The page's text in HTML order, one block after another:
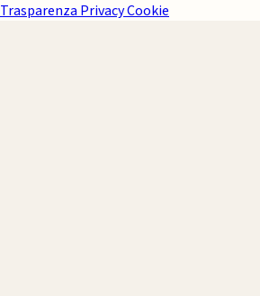
Trasparenza PrivacyCookie